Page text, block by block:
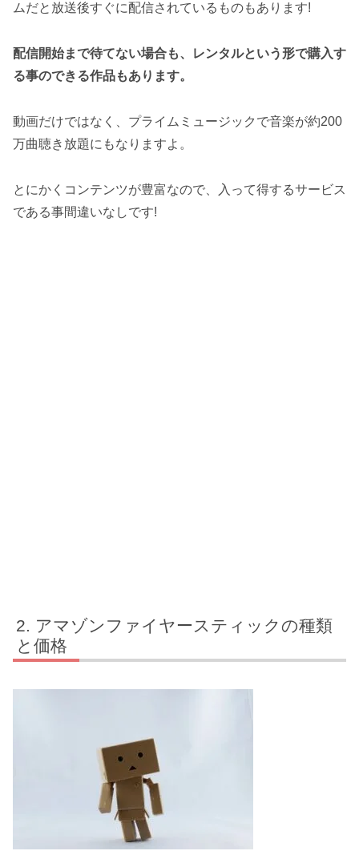
ムだと放送後すぐに配信されているものもあります!
配信開始まで待てない場合も、レンタルという形で購入す
る事のできる作品もあります。
動画だけではなく、プライムミュージックで音楽が約200
万曲聴き放題にもなりますよ。
とにかくコンテンツが豊富なので、入って得するサービス
である事間違いなしです!
アマゾンファイヤースティックの種類
と価格